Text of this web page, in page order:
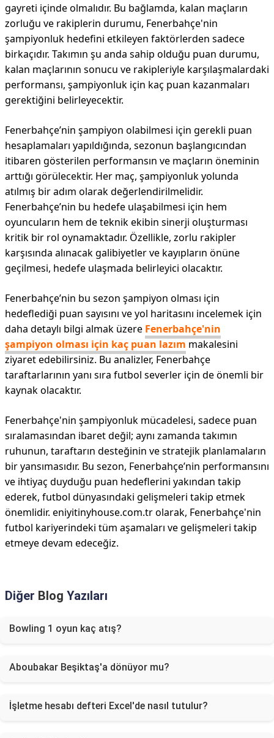
gayreti içinde olmalıdır. Bu bağlamda, kalan maçların
zorluğu ve rakiplerin durumu, Fenerbahçe'nin
şampiyonluk hedefini etkileyen faktörlerden sadece
birkaçıdır. Takımın şu anda sahip olduğu puan durumu,
kalan maçlarının sonucu ve rakipleriyle karşılaşmalardaki
performansı, şampiyonluk için kaç puan kazanmaları
gerektiğini belirleyecektir.
Fenerbahçe’nin şampiyon olabilmesi için gerekli puan
hesaplamaları yapıldığında, sezonun başlangıcından
itibaren gösterilen performansın ve maçların öneminin
arttığı görülecektir. Her maç, şampiyonluk yolunda
atılmış bir adım olarak değerlendirilmelidir.
Fenerbahçe’nin bu hedefe ulaşabilmesi için hem
oyuncuların hem de teknik ekibin sinerji oluşturması
kritik bir rol oynamaktadır. Özellikle, zorlu rakipler
karşısında alınacak galibiyetler ve kayıpların önüne
geçilmesi, hedefe ulaşmada belirleyici olacaktır.
Fenerbahçe’nin bu sezon şampiyon olması için
hedeflediği puan sayısını ve yol haritasını incelemek için
daha detaylı bilgi almak üzere Fenerbahçe'nin
şampiyon olması için kaç puan lazım makalesini
ziyaret edebilirsiniz. Bu analizler, Fenerbahçe
taraftarlarının yanı sıra futbol severler için de önemli bir
kaynak olacaktır.
Fenerbahçe'nin şampiyonluk mücadelesi, sadece puan
sıralamasından ibaret değil; aynı zamanda takımın
ruhunun, taraftarın desteğinin ve stratejik planlamaların
bir yansımasıdır. Bu sezon, Fenerbahçe’nin performansını
ve ihtiyaç duyduğu puan hedeflerini yakından takip
ederek, futbol dünyasındaki gelişmeleri takip etmek
önemlidir. eniyitinyhouse.com.tr olarak, Fenerbahçe'nin
futbol kariyerindeki tüm aşamaları ve gelişmeleri takip
etmeye devam edeceğiz.
Diğer Blog Yazıları
Bowling 1 oyun kaç atış?
Aboubakar Beşiktaş'a dönüyor mu?
İşletme hesabı defteri Excel'de nasıl tutulur?